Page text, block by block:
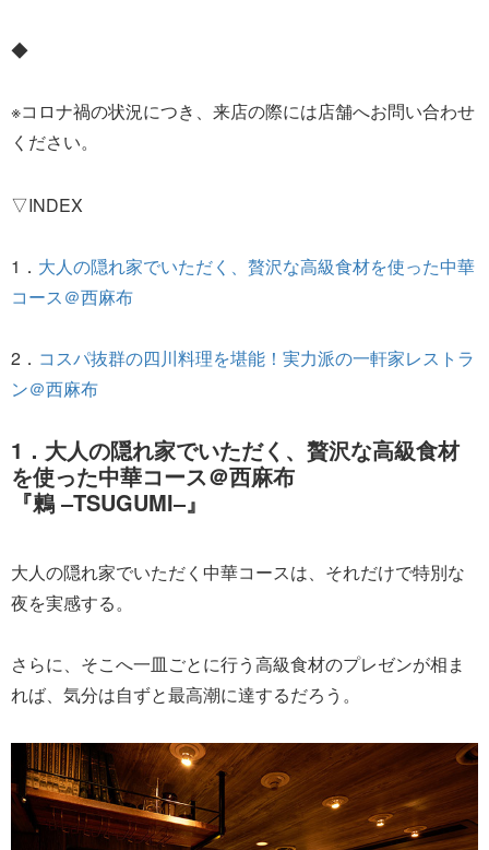
◆
※コロナ禍の状況につき、来店の際には店舗へお問い合わせ
ください。
▽INDEX
1． 大人の隠れ家でいただく、贅沢な高級食材を使った中華
コース＠西麻布
2． コスパ抜群の四川料理を堪能！実力派の一軒家レストラ
ン＠西麻布
1．大人の隠れ家でいただく、贅沢な高級食材
を使った中華コース＠西麻布
『鶫 ‒TSUGUMI‒』
大人の隠れ家でいただく中華コースは、それだけで特別な
夜を実感する。
さらに、そこへ一皿ごとに行う高級食材のプレゼンが相ま
れば、気分は自ずと最高潮に達するだろう。